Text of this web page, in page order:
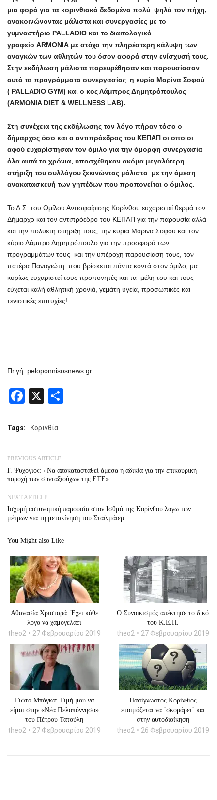
μια φορά για τα κορινθιακά δεδομένα πολύ ψηλά τον πήχη,
ανακοινώνοντας μάλιστα και συνεργασίες με το
γυμναστήριο PALLADIO και το διαιτολογικό
γραφείο ARMONIA με στόχο την πληρέστερη κάλυψη των
αναγκών των αθλητών του όσον αφορά στην ενίσχυσή τους.
Στην εκδήλωση μάλιστα παρευρέθησαν και παρουσίασαν
αυτά τα προγράμματα συνεργασίας η κυρία Μαρίνα Σοφού
( PALLADIO GYM) και ο κος Λάμπρος Δημητρόπουλος
(ARMONIA DIET & WELLNESS LAB).
Στη συνέχεια της εκδήλωσης τον λόγο πήραν τόσο ο
δήμαρχος όσο και ο αντιπρόεδρος του ΚΕΠΑΠ οι οποίοι
αφού ευχαρίστησαν τον όμιλο για την όμορφη συνεργασία
όλα αυτά τα χρόνια, υποσχέθηκαν ακόμα μεγαλύτερη
στήριξη του συλλόγου ξεκινώντας μάλιστα με την άμεση
ανακατασκευή των γηπέδων που προπονείται ο όμιλος.
Το Δ.Σ. του Ομίλου Αντισφαίρισης Κορίνθου ευχαριστεί θερμά τον
Δήμαρχο και τον αντιπρόεδρο του ΚΕΠΑΠ για την παρουσία αλλά
και την πολυετή στήριξή τους, την κυρία Μαρίνα Σοφού και τον
κύριο Λάμπρο Δημητρόπουλο για την προσφορά των
προγραμμάτων τους και την υπέροχη παρουσίαση τους, τον
πατέρα Παναγιώτη που βρίσκεται πάντα κοντά στον όμιλο, μα
κυρίως ευχαριστεί τους προπονητές και τα μέλη του και τους
εύχεται καλή αθλητική χρονιά, γεμάτη υγεία, προσωπικές και
τενιστικές επιτυχίες!
Πηγή: peloponnisosnews.gr
Facebook
X
Tags: Κορινθία
PREVIOUS ARTICLE
Γ. Ψυχογιός: «Να αποκατασταθεί άμεσα η αδικία για την επικουρική
παροχή των συνταξιούχων της ΕΤΕ»
NEXT ARTICLE
Ισχυρή αστυνομική παρουσία στον Ισθμό της Κορίνθου λόγω των
μέτρων για τη μετακίνηση του Σταϊνμάιερ
You Might also Like
Αθανασία Χρισταρά: Έχει κάθε
λόγο να χαμογελάει
theo2 27 Φεβρουαρίου 2019
O Συνοικισμός απέκτησε το δικό
του Κ.Ε.Π.
theo2 27 Φεβρουαρίου 2019
Γιώτα Μπάγκα: Tιμή μου να
είμαι στην «Νέα Πελοπόννησο»
του Πέτρου Τατούλη
theo2 27 Φεβρουαρίου 2019
Πασίγνωστος Κορίνθιος
ετοιμάζεται να ¨σκοράρει¨ και
στην αυτοδιοίκηση
theo2 26 Φεβρουαρίου 2019